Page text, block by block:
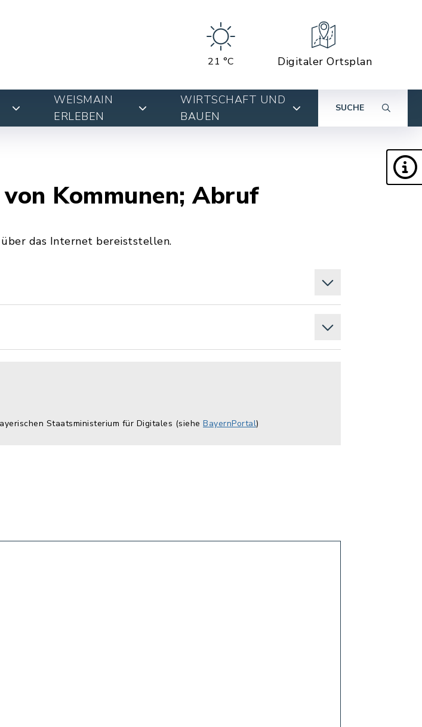
21 °C Digitaler Ortsplan
WEISMAIN
ERLEBEN
WIRTSCHAFT UND
BAUEN
SUCHE
Kommunen; Abruf
das Internet bereiststellen.
Staatsministerium für Digitales (siehe BayernPortal)